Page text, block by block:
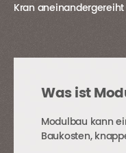
Kran
Was ist
Modulbau kann
Baukosten,